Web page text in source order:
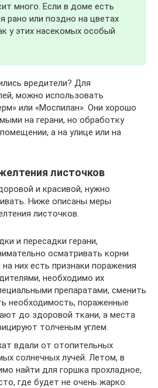
много. Если в доме есть
рано или поздно на цветах
у этих насекомых особый
вредители? Для
можно использовать
или «Моспилан». Они хорошо
на герани, но обработку
а на улице или на
листочков
и красивой, нужно
Ниже описаны меры
листочков.
и пересадки герани,
осматривать корни
на них есть признаки поражения
необходимо их
препаратами, сменить
необходимость, пораженные
до здоровой ткани, а места
толченым углем.
вдали от отопительных
солнечных лучей. Летом, в
найти для горшка прохладное,
где будет не очень жарко.